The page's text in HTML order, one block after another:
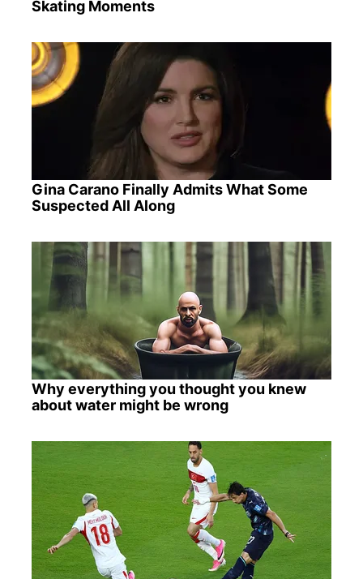
Skating Moments
Gina Carano Finally Admits What Some
Suspected All Along
Why everything you thought you knew
about water might be wrong